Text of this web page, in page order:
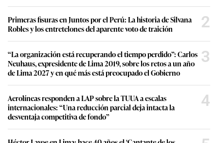
Primeras fisuras en Juntos por el Perú: La historia de Silvana
Robles y los entretelones del aparente voto de traición
2
“La organización está recuperando el tiempo perdido”: Carlos
Neuhaus, expresidente de Lima 2019, sobre los retos a un año
de Lima 2027 y en qué más está preocupado el Gobierno
3
Aerolíneas responden a LAP sobre la TUUA a escalas
internacionales: “Una reducción parcial deja intacta la
desventaja competitiva de fondo”
4